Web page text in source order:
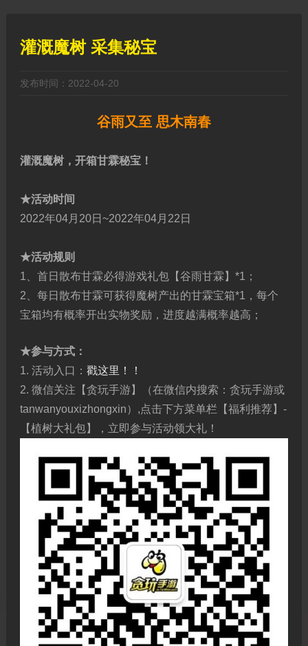
灌溉魔树 采集秘宝
发布时间：2022-04-20
谷雨又至 思木南春
灌溉魔树，开箱甘霖秘宝！
★活动时间
2022年04月20日~2022年04月22日
★活动规则
1、首日散布甘霖必得游戏礼包【谷雨甘霖】*1；
2、每日散布甘霖可获得魔树产出的甘霖宝箱*1，每个
宝箱均有概率开出实物奖励，进度越满概率越高；
★参与方式：
1. 活动入口： 戳这里！！
2. 微信关注【贪玩手游】（在微信内搜索：贪玩手游或
tanwanyouxizhongxin）,点击下方菜单栏【福利推荐】-
【植树大礼包】，立即参与活动领大礼！